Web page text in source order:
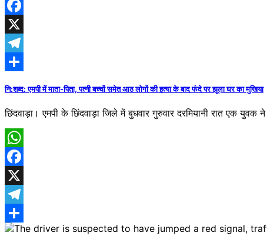
WhatsApp
Facebook
X
Telegram
नि:शब्द: एमपी में माता-पिता, पत्नी बच्चों समेत आठ लोगों की हत्या के बाद फंदे पर झूला घर का मुखिया
​छिंदवाड़ा। एमपी के छिंदवाड़ा जिले में बुधवार गुरुवार दरमियानी रात एक युवक
WhatsApp
Facebook
X
Telegram
Share